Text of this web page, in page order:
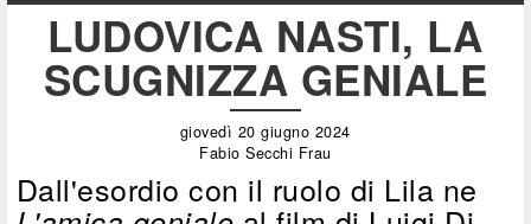
LUDOVICA NASTI, LA
SCUGNIZZA GENIALE
giovedì 20 giugno 2024
Fabio Secchi Frau
Dall'esordio con il ruolo di Lila ne